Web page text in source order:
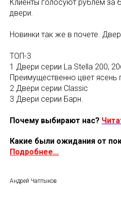
Клиенты голосуют рублем за
двери.
Новинки так же в почете.
ТОП-3
1 Двери серии La Stella 200,
Преимущественно цвет ясень
2 Двери серии Classic
3 Двери серии Барн.
Почему выбирают нас?
Какие были ожидания от
Подробнее...
Андрей Чаптыков